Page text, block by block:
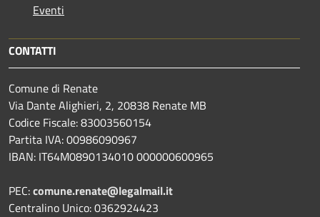
Eventi
CONTATTI
Comune di Renate
Via Dante Alighieri, 2, 20838 Renate MB
Codice Fiscale: 83003560154
Partita IVA: 00986090967
IBAN: IT64M0890134010 000000600965
PEC:comune.renate@legalmail.it
Centralino Unico: 0362924423